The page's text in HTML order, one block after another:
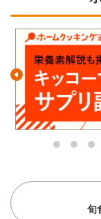
旬